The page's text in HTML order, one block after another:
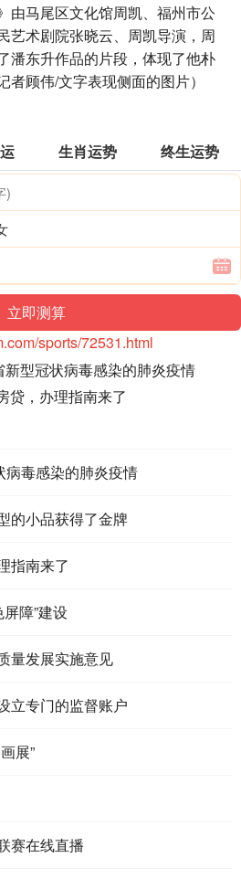
由马尾区文化馆周凯、福州市公
艺术剧院张晓云、周凯导演，周
潘东升作品的片段，体现了他朴
者顾伟/文字表现侧面的图片）
生肖运势 终生运势
sports/72531.html
新型冠状病毒感染的肺炎疫情
贷，办理指南来了
病毒感染的肺炎疫情
的小品获得了金牌
指南来了
障”建设
量发展实施意见
立专门的监督账户
展”
赛在线直播